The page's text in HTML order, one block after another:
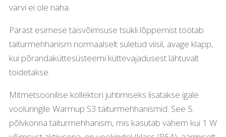
värvi ei ole näha.
Pärast esimese täisvõimsuse tsükli lõppemist töötab
täiturmehhanism normaalselt suletud viisil, avage klapp,
kui põrandaküttesüsteemi küttevajadusest lähtuvalt
toidetakse.
Mitmetsoonilise kollektori juhtimiseks lisatakse igale
vooluringile Warmup S3 täiturmehhanismid. See 5.
põlvkonna täiturmehhanism, mis kasutab vähem kui 1 W